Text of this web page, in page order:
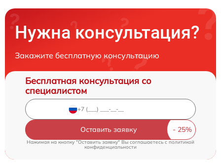
Нужна консультация?
Закажите бесплатную консультацию
Бесплатная консультация со
специалистом
Оставить заявку
Нажимая на кнопку "Оставить заявку" Вы соглашаетесь cполитикой
конфиденциальности